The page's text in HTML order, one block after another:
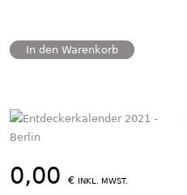
In den Warenkorb
0,00 € INKL. MWST.